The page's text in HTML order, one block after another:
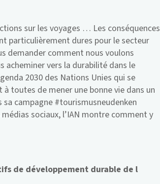
sur les voyages … Les conséquences
particulièrement dures pour le secteur
demander comment nous voulons
acheminer vers la durabilité dans le
2030 des Nations Unies qui se
toutes de mener une bonne vie dans un
campagne #tourismusneudenken
sociaux, l’IAN montre comment y
de développement durable de l